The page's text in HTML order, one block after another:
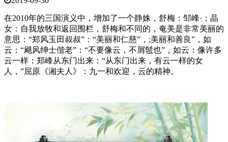
在2010年的三国演义中，增加了一个静姝，舒梅：邹峰·；晶
女：自我放牧和返回围栏，舒梅和不同的，奄美是非常美丽的
意思：“郑风玉田叔叔”：“美丽和仁慈”，;美丽和善良”，如
云：“飓风绅士偕老”：“不要像云，不屑髢也”，如云：像许多
云一样：郑峰从东门出来：“从东门出来，有云一样的女
人，”屈原《湘夫人》：九一和欢迎，云的精神。